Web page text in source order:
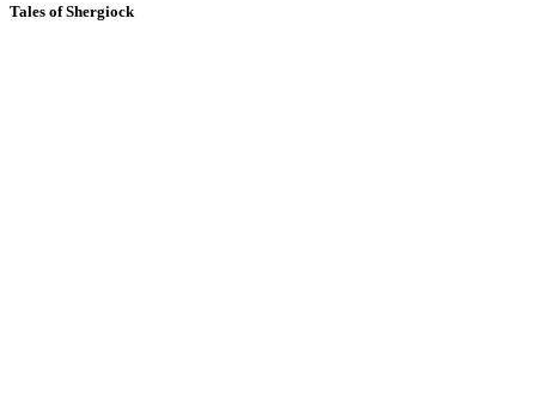
Tales of Shergiock